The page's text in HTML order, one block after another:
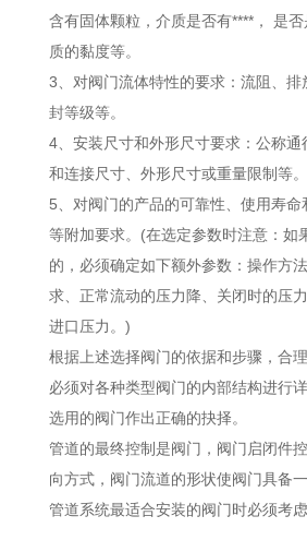
含有固体颗粒，介质是否有****， 是
质的黏度等。
3、对阀门流体特性的要求：流阻、
封等级等。
4、安装尺寸和外形尺寸要求：公称
和连接尺寸、外形尺寸或重量限制等。
5、对阀门的产品的可靠性、使用寿命
等附加要求。(在选定参数时注意：如
的，必须确定如下额外参数：操作方
求、正常流动的压力降、关闭时的压
进口压力。)
根据上述选择阀门的依据和步骤，合
必须对各种类型阀门的内部结构进行
选用的阀门作出正确的抉择。
管道的最终控制是阀门，阀门启闭件
向方式，阀门流道的形状使阀门具备
管道系统最适合安装的阀门时必须考虑